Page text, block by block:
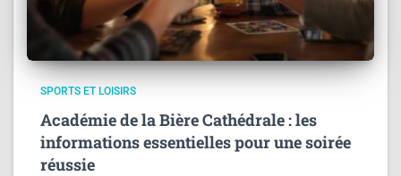
SPORTS ET LOISIRS
Académie de la Bière Cathédrale : les
informations essentielles pour une soirée
réussie